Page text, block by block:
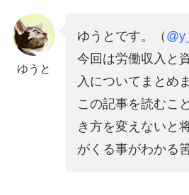
ゆうと
ゆうとです。（
今回は労働収入と
入についてまとめ
この記事を読むこ
き方を変えないと
がくる事がわかる